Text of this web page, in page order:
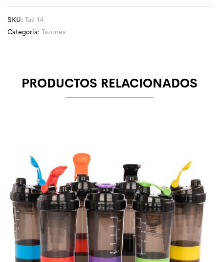
SKU: Taz 14
Categoría: Tazones
PRODUCTOS RELACIONADOS